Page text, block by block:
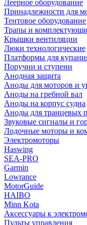
Леерное оборудование
Принадлежности для
Тентовое оборудование
Трапы и
Крышки вентиляции
Люки технологические
Платформы для
Поручни и ступени
Анодная защита
Аноды для моторов и
Аноды на гребной вал
Аноды на корпус судна
Аноды для транцевых
Звуковые сигналы и
Лодочные моторы и
Электромоторы
Haswing
SEA-PRO
Garmin
Lowrance
MotorGuide
HAIBO
Minn Kota
Аксессуары к
Пульты управления